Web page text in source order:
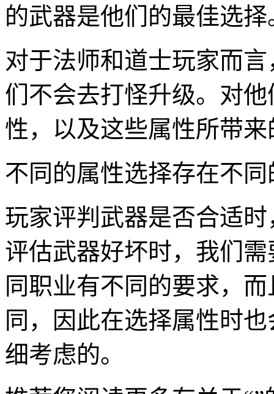
的武器是他们的最佳选择
对于法师和道士玩家而
们不会去打怪升级。对
性，以及这些属性所带
不同的属性选择存在不
玩家评判武器是否合适
评估武器好坏时，我们
同职业有不同的要求，
同，因此在选择属性时
细考虑的。